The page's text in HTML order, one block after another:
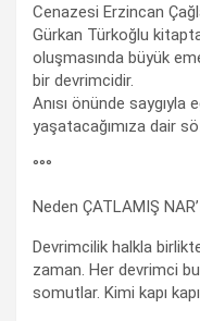
Cenazesi Erzincan
Gürkan Türkoğlu
oluşmasında büyük
bir devrimcidir.
Anısı önünde saygıyla
yaşatacağımıza dair
°°°
Neden ÇATLAMIŞ
Devrimcilik halkla
zaman. Her devrimci
somutlar. Kimi kapı